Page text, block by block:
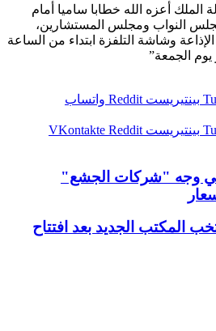
الملك أعزه الله خطابا ساميا أمام
النواب ومجلس المستشارين،
وشاشة التلفزة ابتداء من الساعة
بينتيريست
واتساب
بينتيريست
وجه "شركات الجشع"
المكتب الجديد بعد افتتاح